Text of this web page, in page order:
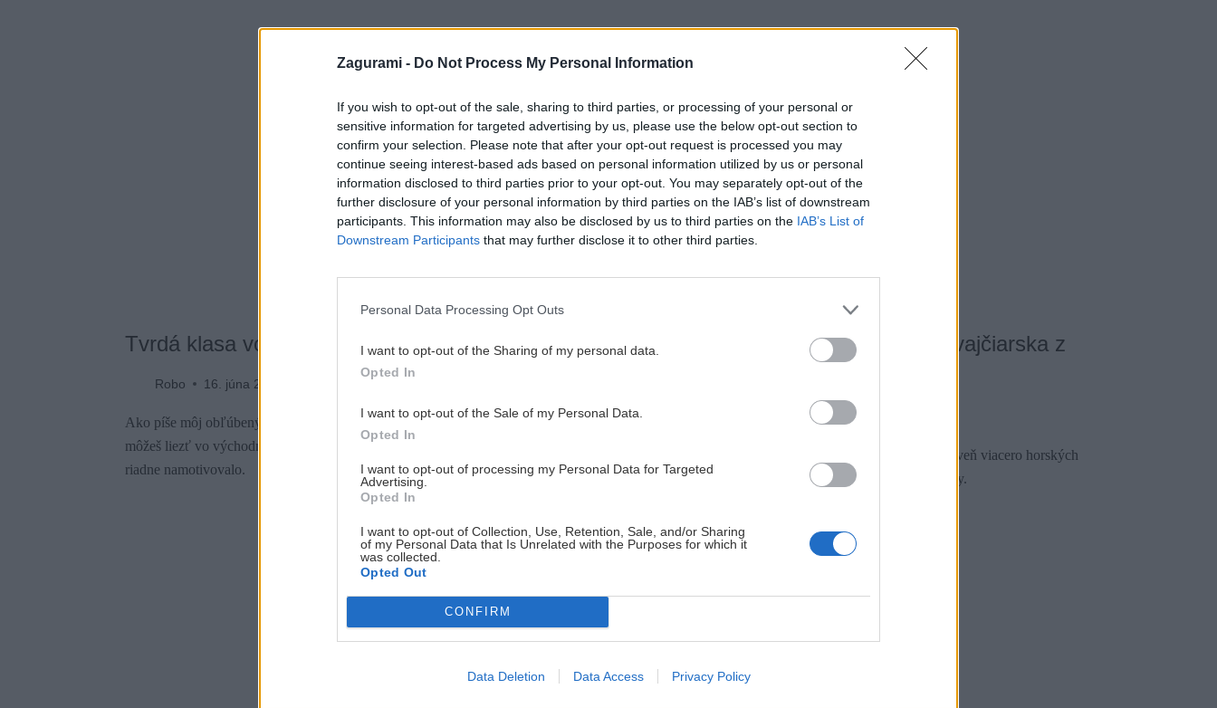
Zagurami - Do Not Process My Personal Information
If you wish to opt-out of the sale, sharing to third parties, or processing of your personal or
sensitive information for targeted advertising by us, please use the below opt-out section to
confirm your selection. Please note that after your opt-out request is processed you may
continue seeing interest-based ads based on personal information utilized by us or personal
information disclosed to third parties prior to your opt-out. You may separately opt-out of the
further disclosure of your personal information by third parties on the IAB’s list of downstream
participants. This information may also be disclosed by us to third parties on the IAB’s List of
Downstream Participants that may further disclose it to other third parties.
Personal Data Processing Opt Outs
I want to opt-out of the Sharing of my personal data.
Opted In
I want to opt-out of the Sale of my Personal Data.
Opted In
I want to opt-out of processing my Personal Data for Targeted
Advertising.
Opted In
I want to opt-out of Collection, Use, Retention, Sale, and/or Sharing
of my Personal Data that Is Unrelated with the Purposes for which it
was collected.
Opted Out
CONFIRM
Data Deletion Data Access Privacy Policy
Tvrdá klasa vo veľkej stene v Totes Gebirge
Robo 16. júna 2022
Ako píše môj obľúbený lezecký sprievodca, Kreuzkante je to najlepšie, čo
môžeš liezť vo východnom Rakúsku. Také tvrdenie autora ma samozrejme
riadne namotivovalo.
Dufourspitze: Na najvyšší vrch Švajčiarska z
23. apríla 2022
V masíve Monte Rosa je až osem štvortisícoviek a zároveň viacero horských
chát, čo poskytuje široké možnosti na vysokohorské túry.